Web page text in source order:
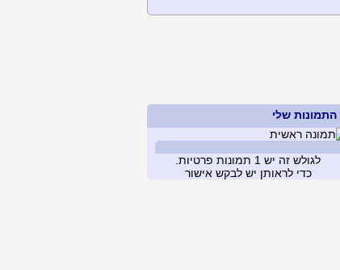
התמונות שלי
לגולש זה יש 1 תמונות פרטיות.
כדי לראותן יש לבקש אישור